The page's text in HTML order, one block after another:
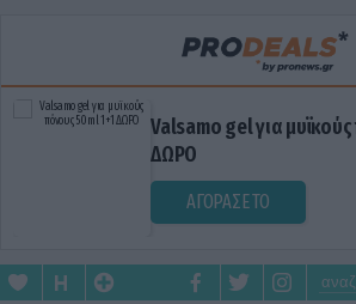
Valsamo gel για
ΔΩΡΟ
ΑΓΟΡΑΣΕ ΤΟ